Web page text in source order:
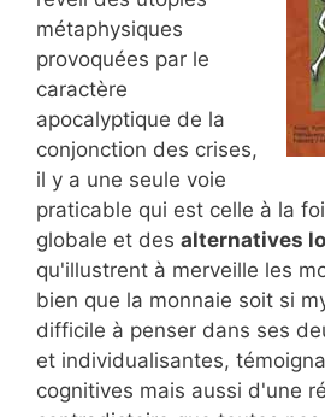
métaphysiques
provoquées par le
caractère
apocalyptique de la
conjonction des crises,
il y a une seule voie
praticable qui est celle à la
globale et des alternatives
qu'illustrent à merveille les
bien que la monnaie soit si
difficile à penser dans ses
et individualisantes,
cognitives mais aussi d'une